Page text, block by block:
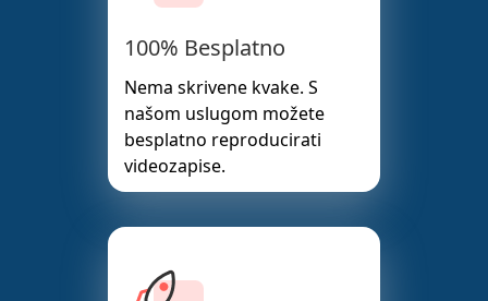
100% Besplatno
Nema skrivene kvake. S
našom uslugom možete
besplatno reproducirati
videozapise.